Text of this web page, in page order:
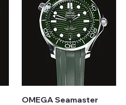
OMEGA Seamaster